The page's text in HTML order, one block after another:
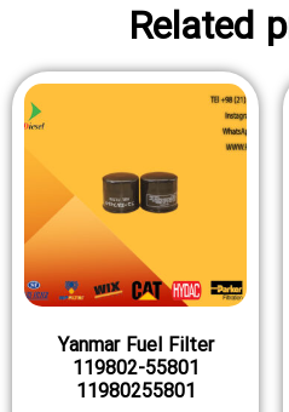
Related
Yanmar Fuel Filter
119802-55801
11980255801